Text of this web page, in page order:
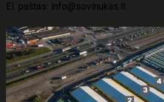
El. paštas: info@sovinukas.lt